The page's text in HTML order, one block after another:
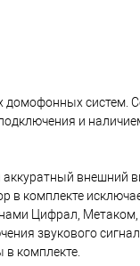
домофонных
и
внешний
в комплекте
Цифрал, Метаком,
звукового
комплекте.